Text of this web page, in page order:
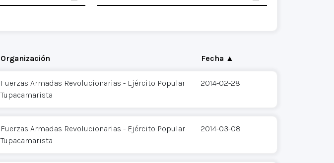
Organización Fecha ▲
Fuerzas Armadas Revolucionarias - Ejército Popular
Tupacamarista
2014-02-28
Fuerzas Armadas Revolucionarias - Ejército Popular
Tupacamarista
2014-03-08